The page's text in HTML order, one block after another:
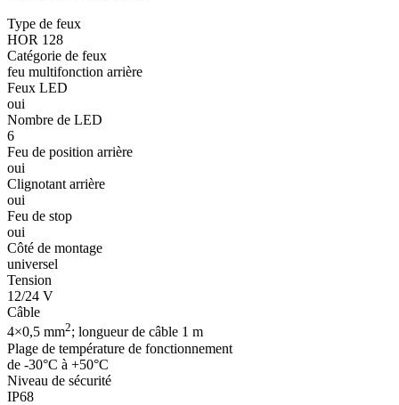
Type de feux
HOR 128
Catégorie de feux
feu multifonction arrière
Feux LED
oui
Nombre de LED
6
Feu de position arrière
oui
Clignotant arrière
oui
Feu de stop
oui
Côté de montage
universel
Tension
12/24 V
Câble
4×0,5 mm2; longueur de câble 1 m
Plage de température de fonctionnement
de -30°C à +50°C
Niveau de sécurité
IP68